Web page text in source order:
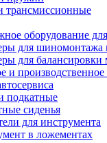
трансмиссионные
оборудование
для шиномонтажа
для балансировки
и
подкатные
сиденья
для инструмента
в ложементах